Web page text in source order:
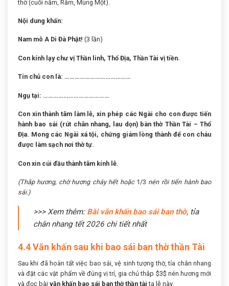
thờ (cuối năm, Rằm, Mùng Một).
Nội dung khấn:
Nam mô A Di Đà Phật! (3 lần)
Con kính lạy chư vị Thần linh, Thổ Địa, Thần Tài vị tiền.
Tín chủ con là: …………………………………
Ngụ tại: …………………………………
Con xin thành tâm làm lễ, xin phép các Ngài cho con được tiến
hành bao sái (rút chân nhang, lau dọn) bàn thờ Thần Tài – Thổ
Địa. Mong các Ngài xá tội, chứng giám lòng thành để con cháu
được làm sạch nơi thờ tự.
Con xin cúi đầu thành tâm kính lễ.
(Thắp hương, chờ hương cháy hết hoặc 1/3 nén rồi tiến hành bao
sái.)
>>> Xem thêm: Bài văn khấn bao sái ban thờ, tỉa
chân nhang tết 2026 chi tiết nhất
4.4 Văn khấn sau khi bao sái ban thờ thần Tài
Sau khi đã hoàn tất việc bao sái, vệ sinh tượng thờ, tỉa chân nhang
và đặt các vật phẩm về đúng vị trí, gia chủ thắp $3$ nén hương mới
và đọc bài văn khấn bao sái ban thờ thần tài tạ lễ này.